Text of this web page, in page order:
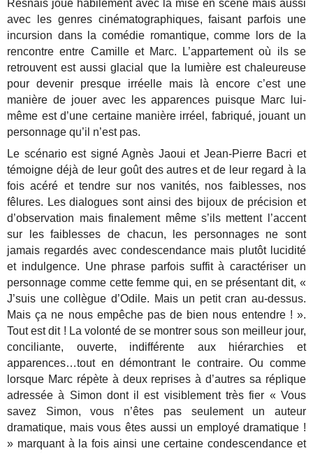
Resnais joue habilement avec la mise en scène mais aussi
avec les genres cinématographiques, faisant parfois une
incursion dans la comédie romantique, comme lors de la
rencontre entre Camille et Marc. L’appartement où ils se
retrouvent est aussi glacial que la lumière est chaleureuse
pour devenir presque irréelle mais là encore c’est une
manière de jouer avec les apparences puisque Marc lui-
même est d’une certaine manière irréel, fabriqué, jouant un
personnage qu’il n’est pas.
Le scénario est signé Agnès Jaoui et Jean-Pierre Bacri et
témoigne déjà de leur goût des autres et de leur regard à la
fois acéré et tendre sur nos vanités, nos faiblesses, nos
fêlures. Les dialogues sont ainsi des bijoux de précision et
d’observation mais finalement même s’ils mettent l’accent
sur les faiblesses de chacun, les personnages ne sont
jamais regardés avec condescendance mais plutôt lucidité
et indulgence. Une phrase parfois suffit à caractériser un
personnage comme cette femme qui, en se présentant dit, «
J’suis une collègue d’Odile. Mais un petit cran au-dessus.
Mais ça ne nous empêche pas de bien nous entendre ! ».
Tout est dit ! La volonté de se montrer sous son meilleur jour,
conciliante, ouverte, indifférente aux hiérarchies et
apparences…tout en démontrant le contraire. Ou comme
lorsque Marc répète à deux reprises à d’autres sa réplique
adressée à Simon dont il est visiblement très fier « Vous
savez Simon, vous n’êtes pas seulement un auteur
dramatique, mais vous êtes aussi un employé dramatique !
» marquant à la fois ainsi une certaine condescendance et